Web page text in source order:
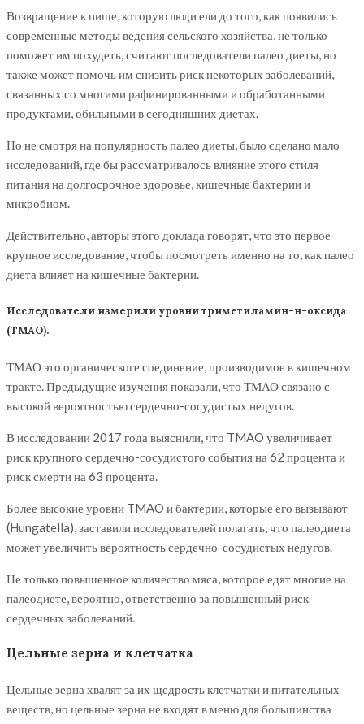
Возвращение к пище, которую люди ели до того, как появились
современные методы ведения сельского хозяйства, не только
поможет им похудеть, считают последователи палео диеты, но
также может помочь им снизить риск некоторых заболеваний,
связанных со многими рафинированными и обработанными
продуктами, обильными в сегодняшних диетах.
Но не смотря на популярность палео диеты, было сделано мало
исследований, где бы рассматривалось влияние этого стиля
питания на долгосрочное здоровье, кишечные бактерии и
микробиом.
Действительно, авторы этого доклада говорят, что это первое
крупное исследование, чтобы посмотреть именно на то, как палео
диета влияет на кишечные бактерии.
Исследователи измерили уровни триметиламин-н-оксида
(TMAO).
ТМАО это органическоге соединение, производимое в кишечном
тракте. Предыдущие изучения показали, что ТМАО связано с
высокой вероятностью сердечно-сосудистых недугов.
В исследовании 2017 года выяснили, что TMAO увеличивает
риск крупного сердечно-сосудистого события на 62 процента и
риск смерти на 63 процента.
Более высокие уровни TMAO и бактерии, которые его вызывают
(Hungatella), заставили исследователей полагать, что палеодиета
может увеличить вероятность сердечно-сосудистых недугов.
Не только повышенное количество мяса, которое едят многие на
палеодиете, вероятно, ответственно за повышенный риск
сердечных заболеваний.
Цельные зерна и клетчатка
Цельные зерна хвалят за их щедрость клетчатки и питательных
веществ, но цельные зерна не входят в меню для большинства